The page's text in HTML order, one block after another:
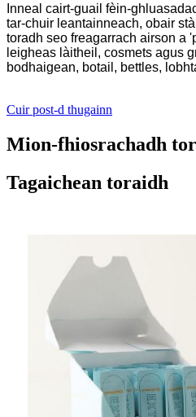
Inneal cairt-guail fèin-
tar-chuir leantainneach, obair
toradh seo freagarrach airson a
leigheas làitheil, cosmets agus
bodhaigean, botail, bettles,
Cuir post-d thugainn
Mion-fhiosrachadh
Tagaichean toraidh